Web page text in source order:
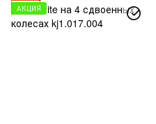
АКЦИЯ